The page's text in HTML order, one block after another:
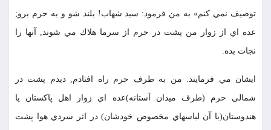
توصيف نمي كنم» به من فرمود: سيد شهاب! بلند شو و به حرم برو;
عده اي از زوار من پشت در حرم از سرما هلاك مي شوند, آنها را
نجات بده.
ايشان مي فرمايند: من به طرف حرم راه افتادم, ديدم پشت در
شمالي حرم (طرف ميدان آستانه)عده اي زوار اهل پاكستان يا
هندوستان(با آن لباسهاي مخصوص خودشان) در اثر سردي هوا پشت